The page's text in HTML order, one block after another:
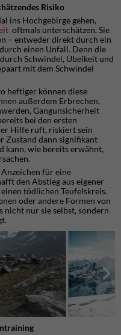
Risiko
ins Hochgebirge gehen,
oftmals unterschätzen. Sie
– entweder direkt durch ein
einen Unfall. Denn die
Schwindel, Übelkeit und
mit dem Schwindel
heftiger können diese
außerdem Erbrechen,
Gangunsicherheit
bei den ersten
Hilfe ruft, riskiert sein
Zustand dann signifikant
kann, wie bereits erwähnt,
für eine
den Abstieg aus eigener
tödlichen Teufelskreis.
oder andere Formen von
nicht nur sie selbst, sondern